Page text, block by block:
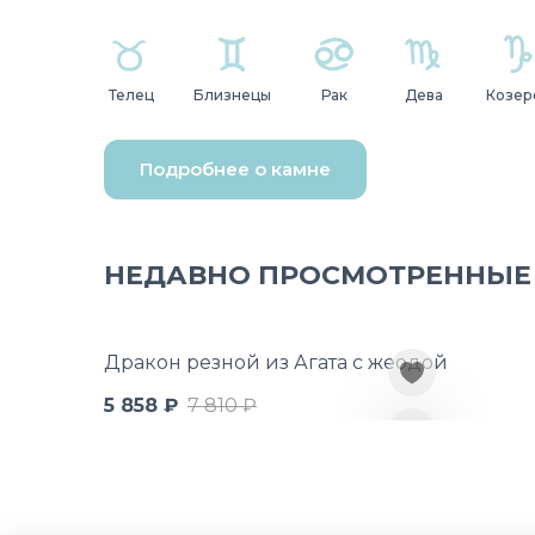
Телец Близнецы Рак Дева
Подробнее о камне
НЕДАВНО ПРОСМОТРЕННЫЕ
Дракон резной из Агата с жеодой
5 858 ₽ 7 810 ₽